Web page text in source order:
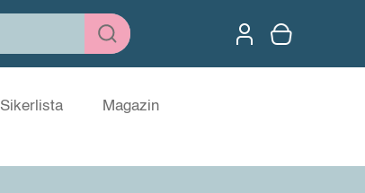
Sikerlista Magazin